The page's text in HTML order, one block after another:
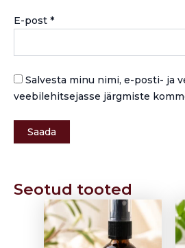
E-post *
Salvesta minu nimi, e-posti- ja
veebilehitsejasse järgmiste
Seotud tooted